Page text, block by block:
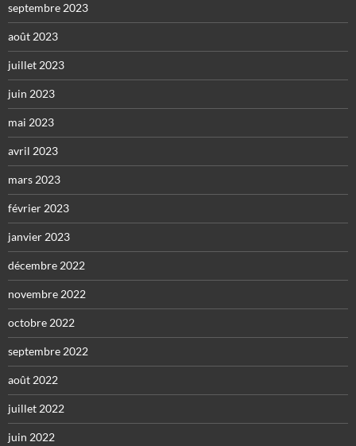
septembre 2023
août 2023
juillet 2023
juin 2023
mai 2023
avril 2023
mars 2023
février 2023
janvier 2023
décembre 2022
novembre 2022
octobre 2022
septembre 2022
août 2022
juillet 2022
juin 2022